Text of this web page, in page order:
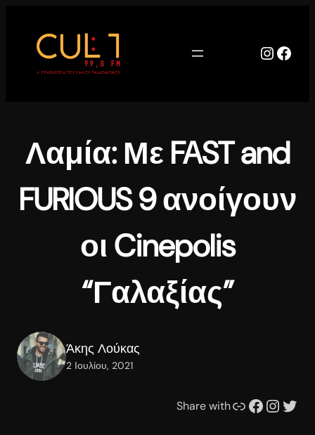
περιεχόμενο
Λαμία: Με FAST and
FURIOUS 9 ανοίγουν
οι Cinepolis
“Γαλαξίας”
Άκης Λούκας
2 Ιουλίου, 2021
Share withΣυνδέσμου Facebook Instagram Twitter